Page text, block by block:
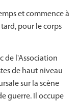
et commence à
pour le corps
de l'Association
de haut niveau
sur la scène
guerre. Il occupe